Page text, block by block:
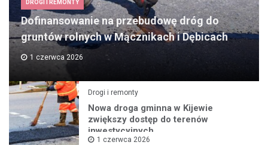
DROGI I REMONTY
Dofinansowanie na przebudowę dróg do
gruntów rolnych w Mącznikach i Dębicach
1 czerwca 2026
Drogi i remonty
Nowa droga gminna w Kijewie
zwiększy dostęp do terenów
inwestycyjnych
1 czerwca 2026